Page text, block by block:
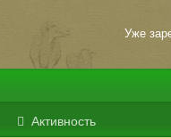
Уже
Активность